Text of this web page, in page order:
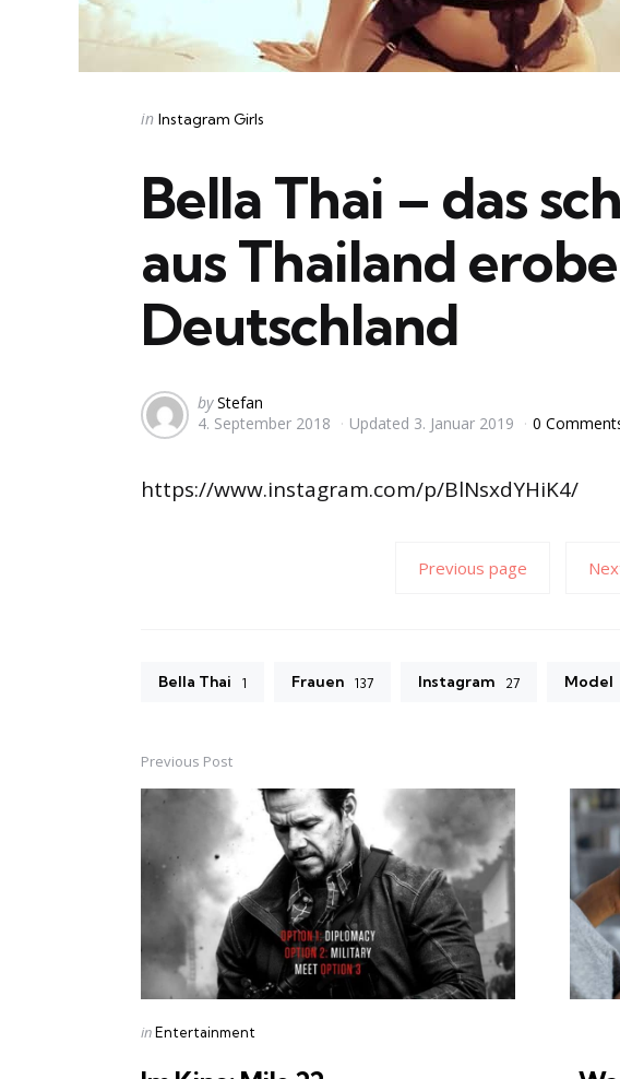
Categories
Posted
in Instagram Girls
Bella Thai – das
aus Thailand
Deutschland
Posted
by
by Stefan
4. September 2018
Updated 3. Januar 2019 0
https://www.instagram.com/p/BlNsxdYHiK4/
Previous page
Bella Thai 1 Frauen 137 Instagram 27 Model
Post
navigation
Previous Post
Posted
inEntertainment